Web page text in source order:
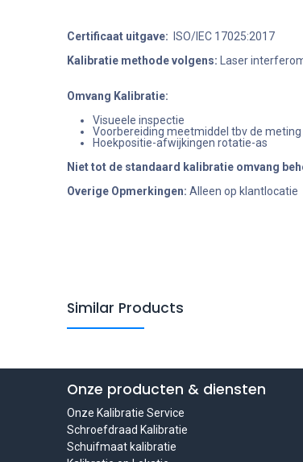
Certificaat uitgave: ISO/IEC 17025:2017
Kalibratie methode volgens: Laser
Omvang Kalibratie:
Visueele inspectie
Voorbereiding meetmiddel tbv de meting
Hoekpositie-afwijkingen rotatie-as
Niet tot de standaard kalibratie omvang
Overige Opmerkingen: Alleen op klantlocatie
Similar Products
Onze producten & diensten
Onze Kalibratie Service
Schroefdraad Kalibratie
Schuifmaat kalibratie